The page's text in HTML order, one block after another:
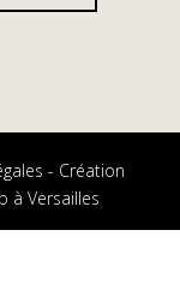
- Création
à Versailles